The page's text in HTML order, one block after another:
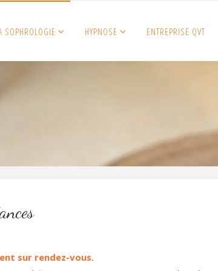
SOPHROLOGIE HYPNOSE ENTREPRISE QVT
sur rendez-vous.